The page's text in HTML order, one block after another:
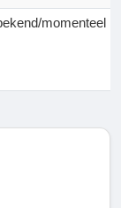
momenteel